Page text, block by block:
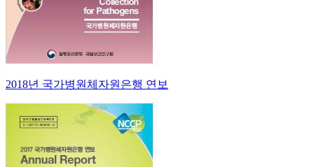
2018년 국가병원체자원은행 연보